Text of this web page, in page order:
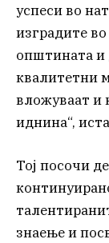
успеси во
изградите
општината и
квалитетни
вложуваат и
иднина“,
Тој посочи
знаење и